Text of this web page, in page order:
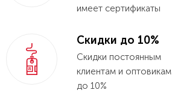
имеет сертификаты
Скидки до 10%
Скидки постоянным
клиентам и оптовикам
до 10%